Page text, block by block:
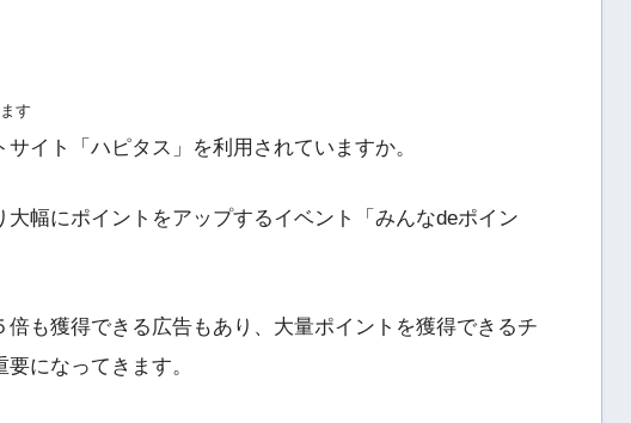
す
イト「ハピタス」を利用されていますか。
幅にポイントをアップするイベント「みんなdeポイン
も獲得できる広告もあり、大量ポイントを獲得できるチ
になってきます。